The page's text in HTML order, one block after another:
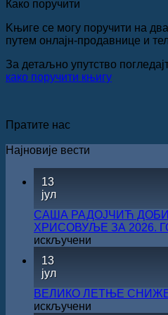
Како поручити
Kњиге се могу поручити на
путем онлајн-продавнице и
За детаљно упутство
како поручити књигу
Пратите нас
Најновије вести
13
јул
САША РАДОЈЧИЋ
ХРИСОВУЉЕ ЗА 2026.
искључени
ЖИЧКЕ
ХРИСОВУЉЕ
13
јул
ВЕЛИКО ЛЕТЊЕ
искључени